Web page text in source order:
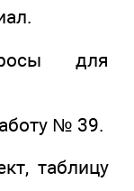
для
№ 39.
таблицу